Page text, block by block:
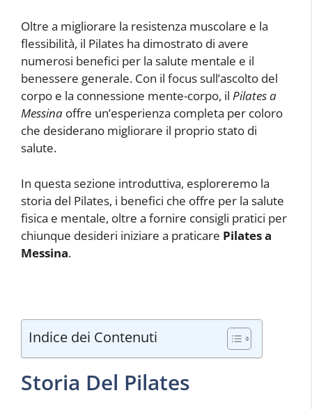
Oltre a migliorare la resistenza muscolare e la
flessibilità, il Pilates ha dimostrato di avere
numerosi benefici per la salute mentale e il
benessere generale. Con il focus sull’ascolto del
corpo e la connessione mente-corpo, il Pilates a
Messina offre un’esperienza completa per coloro
che desiderano migliorare il proprio stato di
salute.
In questa sezione introduttiva, esploreremo la
storia del Pilates, i benefici che offre per la salute
fisica e mentale, oltre a fornire consigli pratici per
chiunque desideri iniziare a praticare Pilates a
Messina.
Indice dei Contenuti
Storia Del Pilates